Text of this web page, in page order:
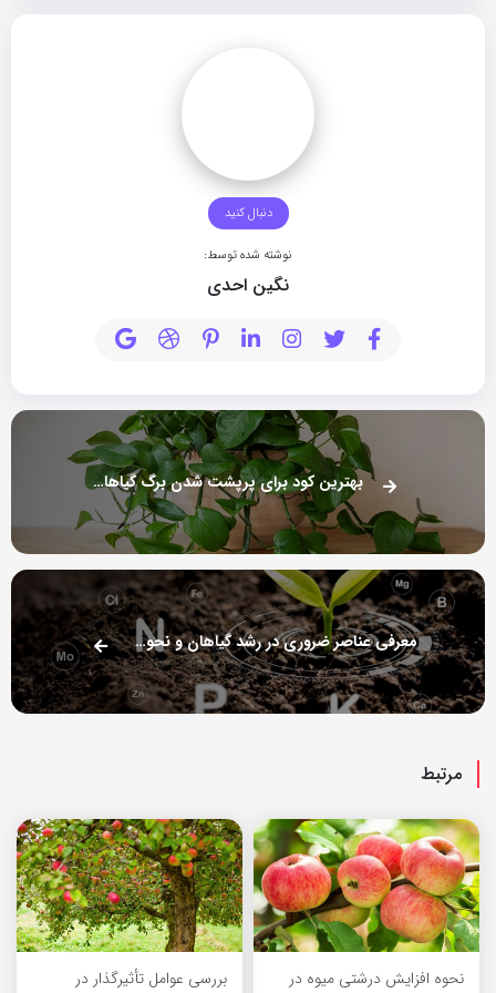
دنبال کنید
نوشته شده توسط:
نگین احدی
بهترین کود برای پرپشت شدن برگ گیاهان کدام است؟
معرفی عناصر ضروری در رشد گیاهان و نحوه تامین آن ها
مرتبط
نحوه افزایش درشتی میوه در
بررسی عوامل تأثیرگذار در